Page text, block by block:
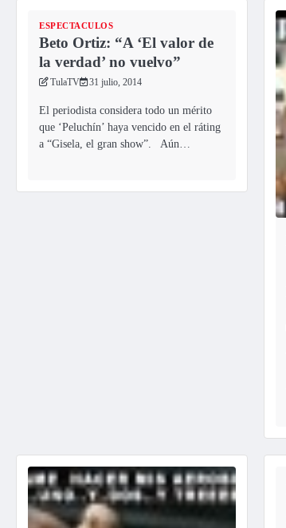
ESPECTACULOS
Beto Ortiz: “A ‘El valor de
la verdad’ no vuelvo”
TulaTV 31 julio, 2014
El periodista considera todo un mérito
que ‘Peluchín’ haya vencido en el ráting
a “Gisela, el gran show”. Aún…